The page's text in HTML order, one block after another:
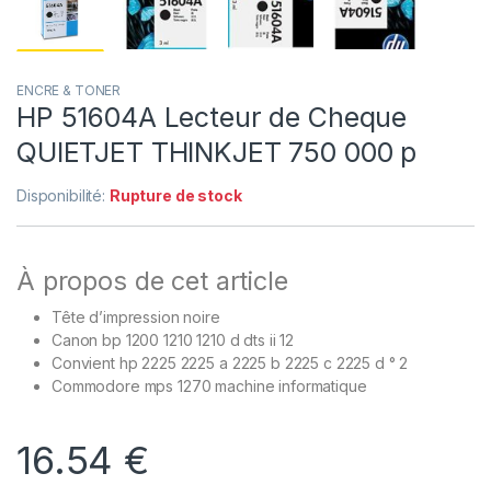
ENCRE & TONER
HP 51604A Lecteur de Cheque
QUIETJET THINKJET 750 000 p
Disponibilité: Rupture de stock
À propos de cet article
Tête d’impression noire
Canon bp 1200 1210 1210 d dts ii 12
Convient hp 2225 2225 a 2225 b 2225 c 2225 d ° 2
Commodore mps 1270 machine informatique
16.54 €